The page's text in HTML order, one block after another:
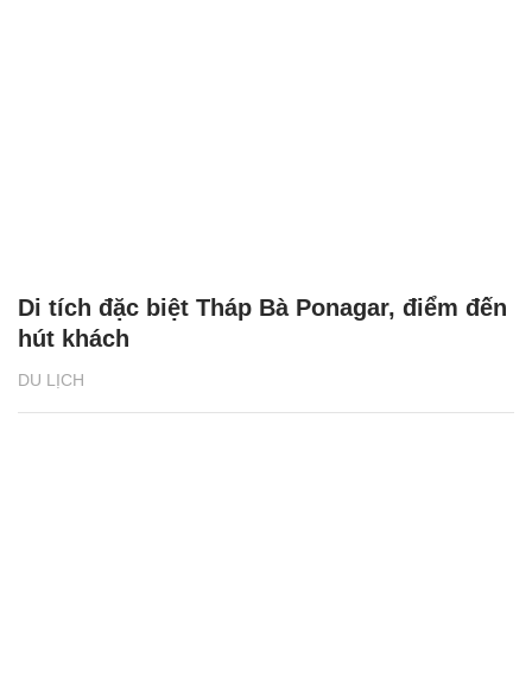
DU LỊCH
Di tích đặc biệt Tháp Bà Ponagar, điểm đến
hút khách